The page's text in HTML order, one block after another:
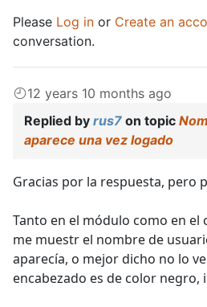
Please Log in or Create an
conversation.
12 years 10 months ago
Replied by rus7 on topic
aparece una vez logado
Gracias por la respuesta, pero
Tanto en el módulo como en
me muestr el nombre de
aparecía, o mejor dicho no lo
encabezado es de color negro,